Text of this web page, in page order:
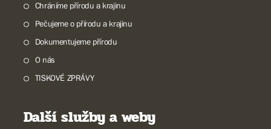
Chráníme přírodu a krajinu
Pečujeme o přírodu a krajinu
Dokumentujeme přírodu
O nás
TISKOVÉ ZPRÁVY
Další služby a weby